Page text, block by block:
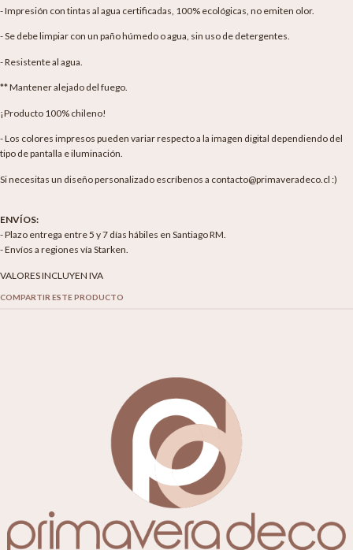
- Impresión con tintas al agua certificadas, 100% ecológicas, no emiten olor.
- Se debe limpiar con un paño húmedo o agua, sin uso de detergentes.
- Resistente al agua.
** Mantener alejado del fuego.
¡Producto 100% chileno!
- Los colores impresos pueden variar respecto a la imagen digital dependiendo del
tipo de pantalla e iluminación.
Si necesitas un diseño personalizado escríbenos a contacto@primaveradeco.cl :)
ENVÍOS:
- Plazo entrega entre 5 y 7 días hábiles en Santiago RM.
- Envíos a regiones vía Starken.
VALORES INCLUYEN IVA
COMPARTIR ESTE PRODUCTO